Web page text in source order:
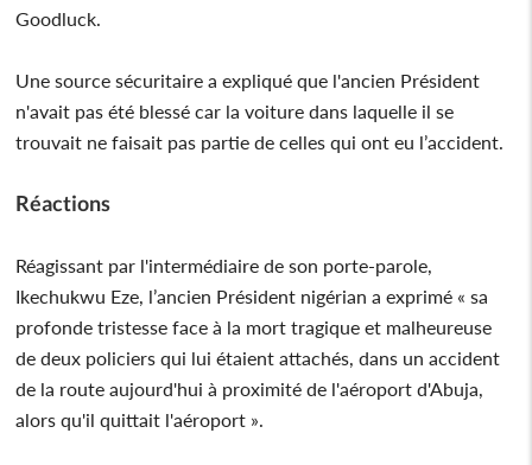
Goodluck.
Une source sécuritaire a expliqué que l'ancien Président
n'avait pas été blessé car la voiture dans laquelle il se
trouvait ne faisait pas partie de celles qui ont eu l’accident.
Réactions
Réagissant par l'intermédiaire de son porte-parole,
Ikechukwu Eze, l’ancien Président nigérian a exprimé « sa
profonde tristesse face à la mort tragique et malheureuse
de deux policiers qui lui étaient attachés, dans un accident
de la route aujourd'hui à proximité de l'aéroport d'Abuja,
alors qu'il quittait l'aéroport ».